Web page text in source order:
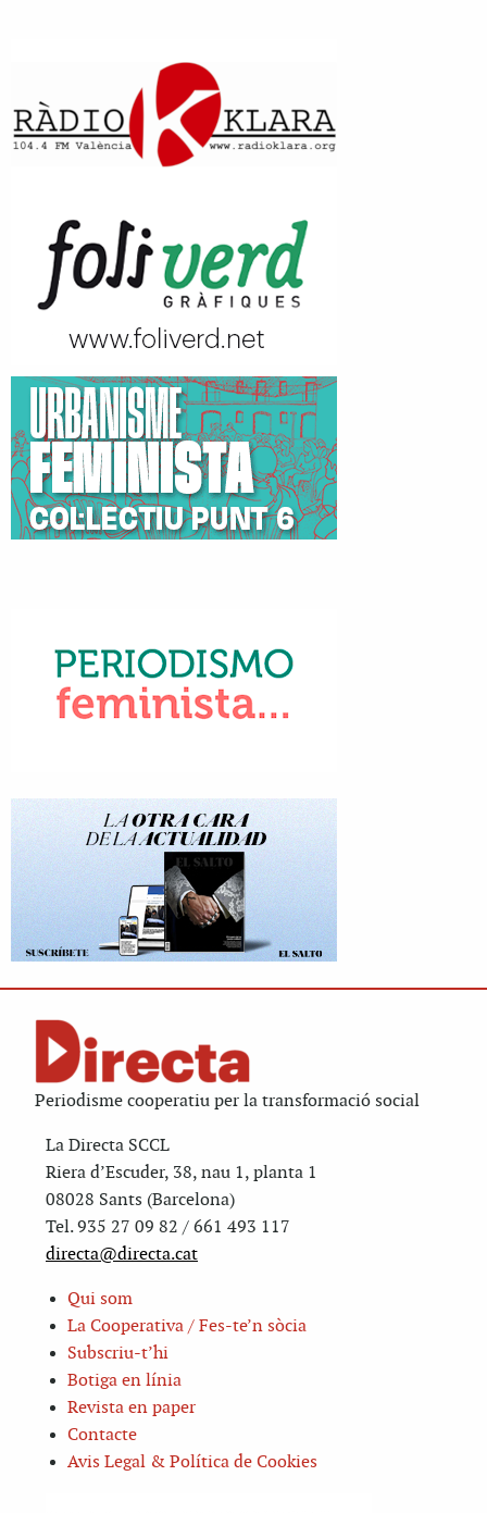
Periodisme cooperatiu per la transformació social
La Directa SCCL
Riera d’Escuder, 38, nau 1, planta 1
08028 Sants (Barcelona)
Tel. 935 27 09 82 / 661 493 117
directa@directa.cat
Qui som
La Cooperativa / Fes-te’n sòcia
Subscriu-t’hi
Botiga en línia
Revista en paper
Contacte
Avis Legal & Política de Cookies